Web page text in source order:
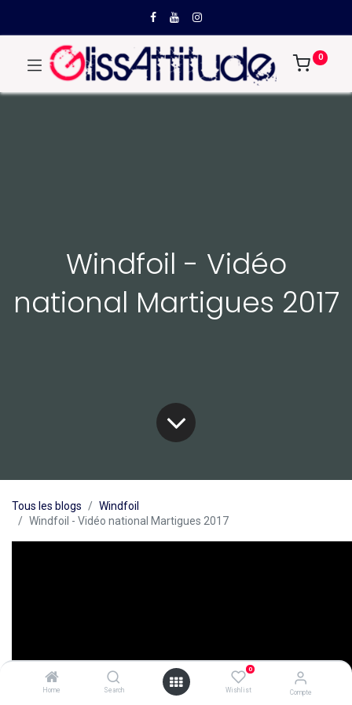
Home Search
0
Wishlist Compte
0
Windfoil - Vidéo
national Martigues 2017
Tous les blogs
Windfoil
Windfoil - Vidéo national Martigues 2017